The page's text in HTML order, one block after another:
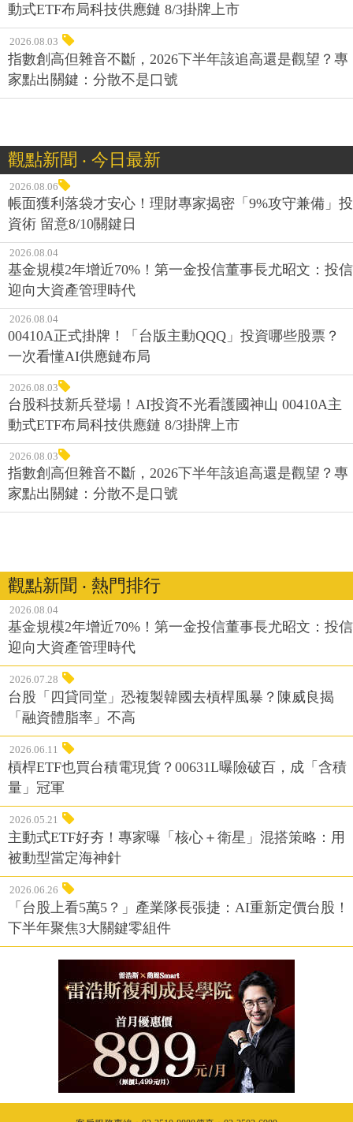
動式ETF布局科技供應鏈 8/3掛牌上市
2026.08.03
指數創高但雜音不斷，2026下半年該追高還是觀望？專
家點出關鍵：分散不是口號
觀點新聞 ‧ 今日最新
2026.08.06
帳面獲利落袋才安心！理財專家揭密「9%攻守兼備」投
資術 留意8/10關鍵日
2026.08.04
基金規模2年增近70%！第一金投信董事長尤昭文：投信
迎向大資產管理時代
2026.08.04
00410A正式掛牌！「台版主動QQQ」投資哪些股票？
一次看懂AI供應鏈布局
2026.08.03
台股科技新兵登場！AI投資不光看護國神山 00410A主
動式ETF布局科技供應鏈 8/3掛牌上市
2026.08.03
指數創高但雜音不斷，2026下半年該追高還是觀望？專
家點出關鍵：分散不是口號
觀點新聞 ‧ 熱門排行
2026.08.04
基金規模2年增近70%！第一金投信董事長尤昭文：投信
迎向大資產管理時代
2026.07.28
台股「四貸同堂」恐複製韓國去槓桿風暴？陳威良揭
「融資體脂率」不高
2026.06.11
槓桿ETF也買台積電現貨？00631L曝險破百，成「含積
量」冠軍
2026.05.21
主動式ETF好夯！專家曝「核心＋衛星」混搭策略：用
被動型當定海神針
2026.06.26
「台股上看5萬5？」產業隊長張捷：AI重新定價台股！
下半年聚焦3大關鍵零組件